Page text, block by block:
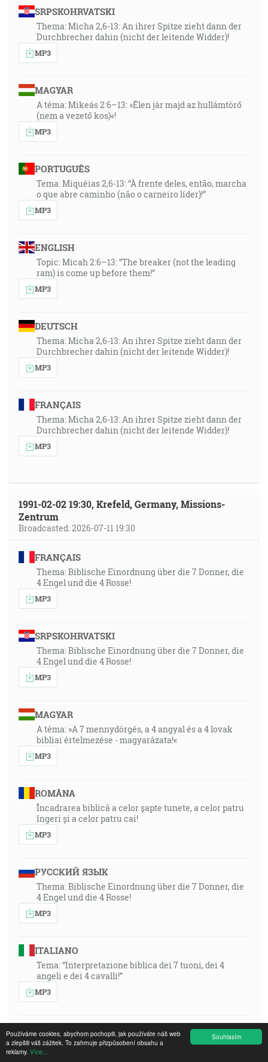
Souhlasím
Používáme cookies, abychom pochopili, jak používáte náš web
a zlepšili váš zážitek. To zahrnuje přizpůsobení obsahu a
reklamy. Více...
SRPSKOHRVATSKI
Thema: Micha 2,6-13: An ihrer Spitze zieht dann der
Durchbrecher dahin (nicht der leitende Widder)!
MP3
MAGYAR
A téma: Mikeás 2:6–13: »Élen jár majd az hullámtörő
(nem a vezető kos)«!
MP3
PORTUGUÊS
Tema: Miquéias 2,6-13: “À frente deles, então, marcha
o que abre caminho (não o carneiro líder)!”
MP3
ENGLISH
Topic: Micah 2:6–13: “The breaker (not the leading
ram) is come up before them!”
MP3
DEUTSCH
Thema: Micha 2,6-13: An ihrer Spitze zieht dann der
Durchbrecher dahin (nicht der leitende Widder)!
MP3
FRANÇAIS
Thema: Micha 2,6-13: An ihrer Spitze zieht dann der
Durchbrecher dahin (nicht der leitende Widder)!
MP3
1991-02-02 19:30, Krefeld, Germany, Missions-
Zentrum
Broadcasted: 2026-07-11 19:30
FRANÇAIS
Thema: Biblische Einordnung über die 7 Donner, die
4 Engel und die 4 Rosse!
MP3
SRPSKOHRVATSKI
Thema: Biblische Einordnung über die 7 Donner, die
4 Engel und die 4 Rosse!
MP3
MAGYAR
A téma: »A 7 mennydörgés, a 4 angyal és a 4 lovak
bibliai értelmezése - magyarázata!«
MP3
ROMÂNA
Încadrarea biblică a celor șapte tunete, a celor patru
îngeri și a celor patru cai!
MP3
РУССКИЙ ЯЗЫК
Thema: Biblische Einordnung über die 7 Donner, die
4 Engel und die 4 Rosse!
MP3
ITALIANO
Tema: “Interpretazione biblica dei 7 tuoni, dei 4
angeli e dei 4 cavalli!”
MP3
SWAHILI DRC
MP3